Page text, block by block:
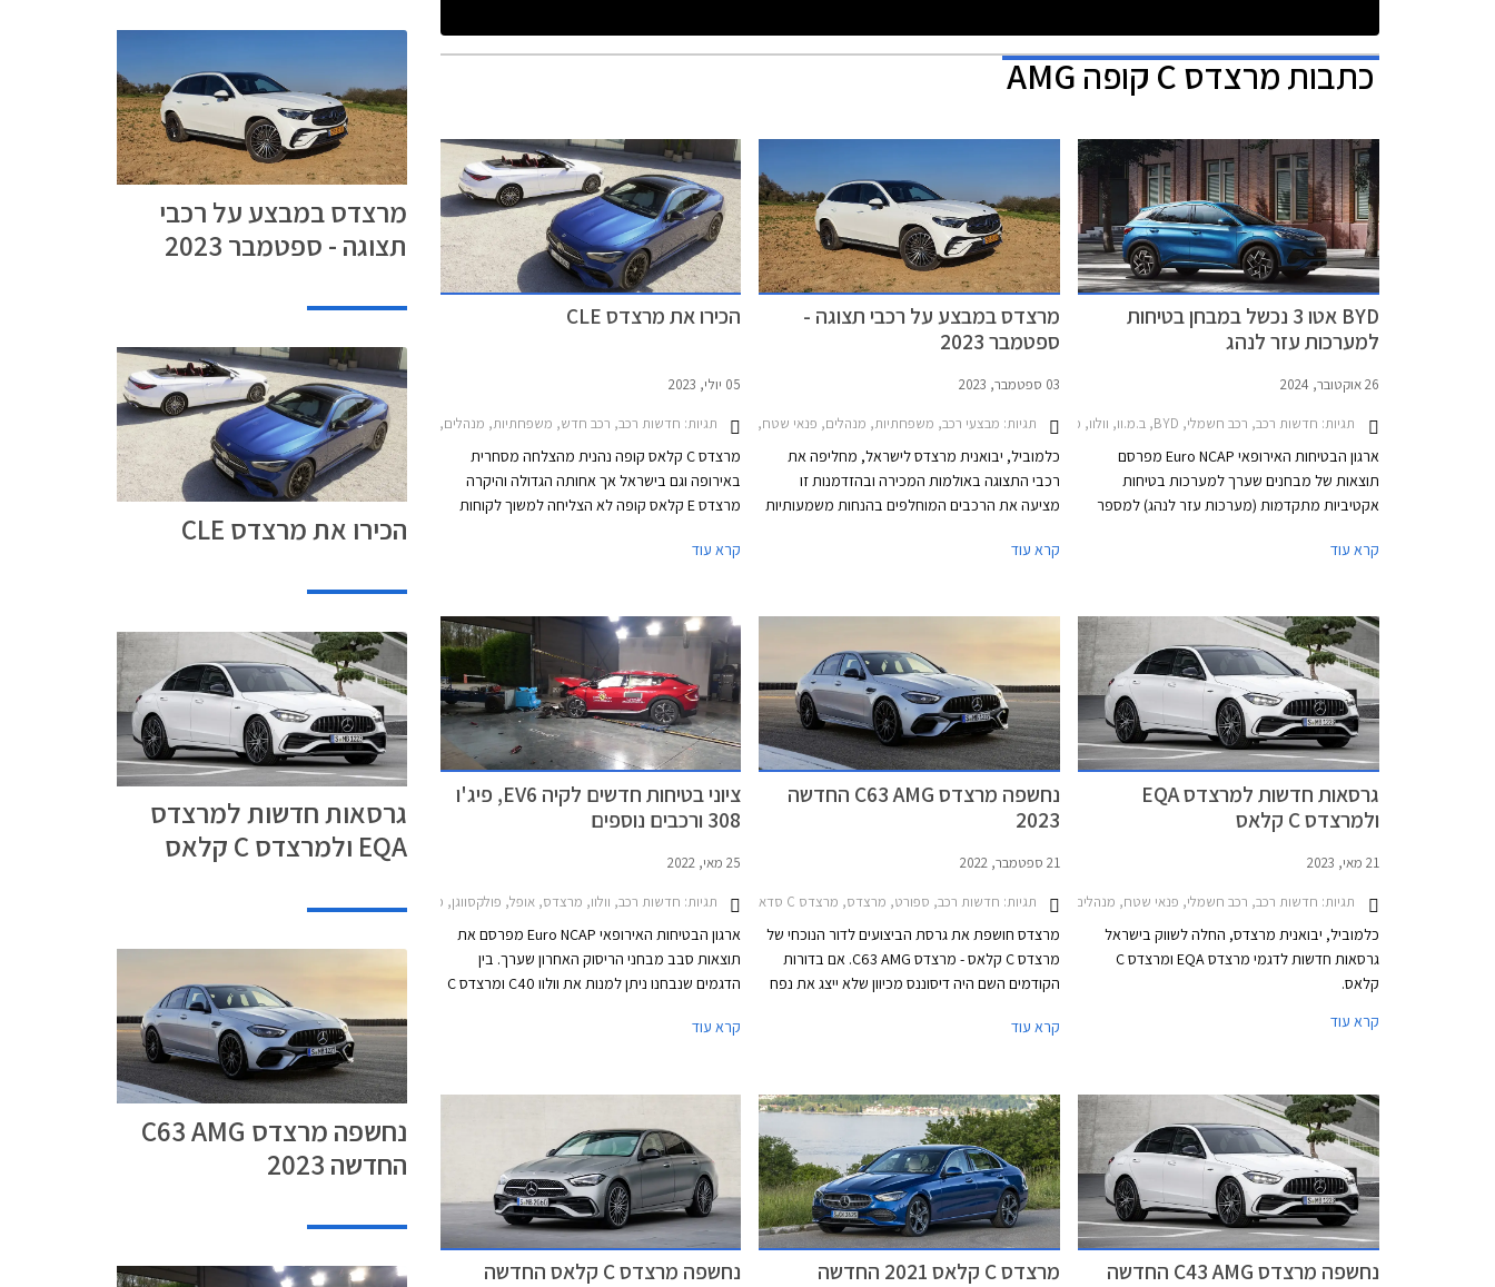
כתבותמרצדס C קופה AMG
BYD אטו 3 נכשל במבחן בטיחות
למערכות עזר לנהג
26 אוקטובר, 2024
תגיות: חדשות רכב, רכב חשמלי, BYD, ב.מ.וו, וולוו, מרצדס, פולקסווגן, מרצדס C סדאן 2021-2026, BYD אטו 3 2022-2026, ב.מ.וו סדרה 5 2024-2026וולוו EC40 2022-2026
ארגון הבטיחות האירופאי Euro NCAP מפרסם
תוצאות של מבחנים שערך למערכות בטיחות
אקטיביות מתקדמות (מערכות עזר לנהג) למספר
הבטיחות האקטיביות של BYD אטו 3 בכבישים
בין-עירוניים.
קרא עוד
מרצדס במבצע על רכבי תצוגה -
ספטמבר 2023
03 ספטמבר, 2023
תגיות: מבצעי רכב, משפחתיות, מנהלים, פנאי שטח, מרצדס, מרצדס C סדאן 2021-2026, מרצדס C קופה 2018-2024, מרצדס CLA 2019-2024, מרצדס EQC 2020-2024, מרצדס GLA 2020-2024, מרצדס GLC 2022-2026מרצדס GLC קופה 2020-2024
כלמוביל, יבואנית מרצדס לישראל, מחליפה את
רכבי התצוגה באולמות המכירה ובהזדמנות זו
מציעה את הרכבים המוחלפים בהנחות משמעותיות
בכל אולמות התצוגה של מרצדס עד סוף ספטמבר
קרא עוד
הכירו את מרצדס CLE
05 יולי, 2023
תגיות: חדשות רכב, רכב חדש, משפחתיות, מנהלים, מרצדס, מרצדס C קופה 2018-2024, מרצדס E קופה 2021-2024, מרצדס CLE קבריולט 2024-2026, מרצדס CLE קופה 2024-2026מרצדס CLE
מרצדס C קלאס קופה נהנית מהצלחה מסחרית
באירופה וגם בישראל אך אחותה הגדולה והיקרה
מרצדס E קלאס קופה לא הצליחה למשוך לקוחות
קרא עוד
גרסאות חדשות למרצדס EQA
ולמרצדס C קלאס
21 מאי, 2023
תגיות: חדשות רכב, רכב חשמלי, פנאי שטח, מנהלים, מרצדס, מרצדס C סדאן 2021-2026מרצדס EQA 2021-2025
כלמוביל, יבואנית מרצדס, החלה לשווק בישראל
גרסאות חדשות לדגמי מרצדס EQA ומרצדס C
קלאס.
קרא עוד
נחשפה מרצדס C63 AMG החדשה
2023
21 ספטמבר, 2022
תגיות: חדשות רכב, ספורט, מרצדס, מרצדס C סדאן 2021-2026מרצדס C סדאן AMG 2018-2019
מרצדס חושפת את גרסת הביצועים לדור הנוכחי של
מרצדס C קלאס - מרצדס C63 AMG. אם בדורות
הקודמים השם היה דיסוננס מכיוון שלא ייצג את נפח
טורבו שסייע לו להגיע להספק מרבי של 510 כ"ס
בגרסאות S החזקות. והדור הנוכחי? הוא עושה
היסטוריה מסוימת כראשון להצטייד במנוע טורבו עם
4 צילינדרים בלבד, ולטובת תוספת מחץ מנוע
חשמלי וסוללה נטענת שהופכים אותו למרצדס AMG
PHEV הראשונה. תיכף תגלו שמדובר ביחידת הנעה
מרשימה במיוחד, אבל קשה מאוד שלא להתגעגע
לדורות היוצאים.
קרא עוד
ציוני בטיחות חדשים לקיה EV6, פיג'ו
308 ורכבים נוספים
25 מאי, 2022
תגיות: חדשות רכב, וולוו, מרצדס, אופל, פולקסווגן, פיג'ו, קיה, מרצדס C סדאן 2021-2026, וולוו EC40 2022-2026קיה EV6 2022-2024
ארגון הבטיחות האירופאי Euro NCAP מפרסם את
תוצאות סבב מבחני הריסוק האחרון שערך. בין
הדגמים שנבחנו ניתן למנות את וולוו C40 ומרצדס C
קרא עוד
נחשפה מרצדס C43 AMG החדשה
מרצדס C קלאס 2021 החדשה
נחשפה מרצדס C קלאס החדשה
מרצדס במבצע על רכבי
תצוגה - ספטמבר 2023
הכירו את מרצדס CLE
גרסאות חדשות למרצדס
EQA ולמרצדס C קלאס
נחשפה מרצדס C63 AMG
החדשה 2023